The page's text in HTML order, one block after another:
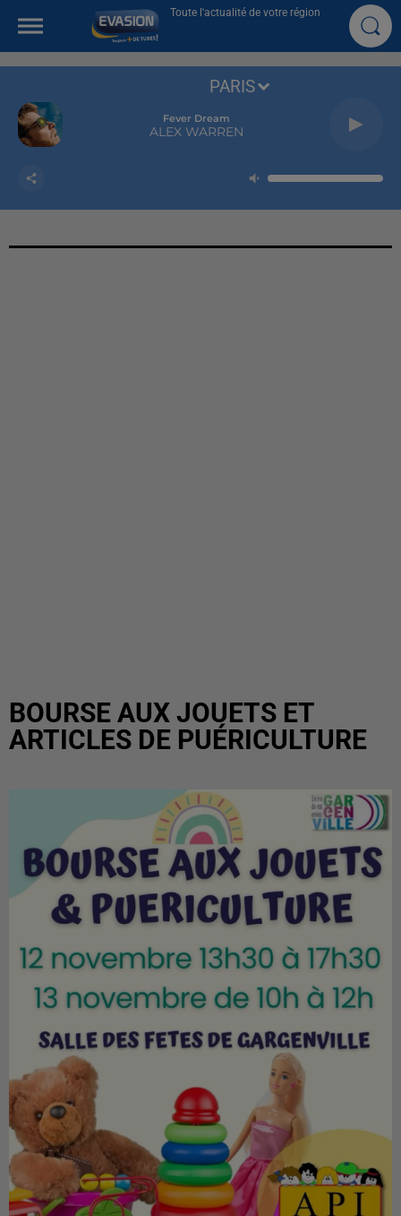
Toute l'actualité de votre région
Fever Dream
ALEX WARREN
PARIS
BOURSE AUX JOUETS ET
ARTICLES DE PUÉRICULTURE